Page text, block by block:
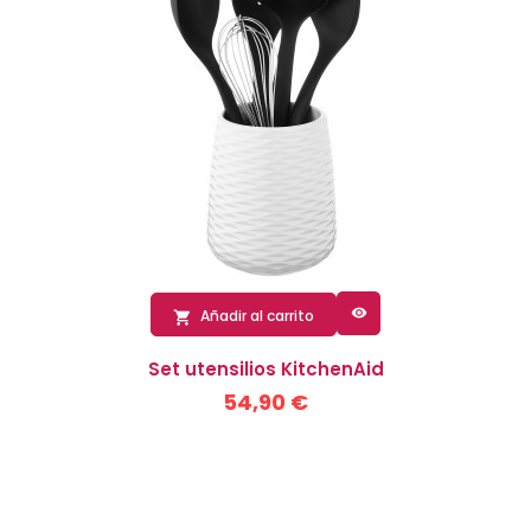
 Añadir al carrito 
Set utensilios KitchenAid
54,90 €